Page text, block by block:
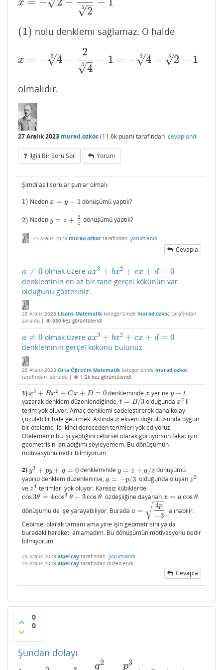
x
2
–
√
3
x=−23 −2 23−1
(1)
(1) nolu denklemi sağlamaz. O halde
x = − 4
–
√
3 −
2
4
–
√
3 − 1 = − 4
–
√
3 − 2
–
√
3 − 1
x =− 43−24 3− 1=−4 3−23− 1
olmalıdır.
27 Aralık 2023 murad.ozkoc(11.6k puan) tarafından cevaplandı
Ilgili Bir Soru Sor Yorum
Şimdi asıl sorular şunlar olmalı:
1)
1) Neden x = y − 1
x= y− 1 dönüşümü yaptık?
2)
2) Neden y = z + 2
z
y=z+ 2z dönüşümü yaptık?
27 Aralık 2023 murad.ozkoc tarafından yorumlandı
Cevapla
a ≠ 0
a≠0 olmak üzere ax3 + bx2 + cx + d = 0
ax3+ bx 2+cx +d =0
denkleminin en az bir tane gerçel kökünün var
olduğunu gösteriniz.
28 Aralık 2023 Lisans Matematik kategorisinde murad.ozkoc tarafından
soruldu | 930 kez görüntülendi
a ≠ 0
a≠0 olmak üzere ax3 + bx2 + cx + d = 0
ax3+ bx 2+cx +d =0
denkleminin gerçel kökünü bulunuz.
28 Aralık 2023 Orta Öğretim Matematik kategorisinde murad.ozkoc
tarafından soruldu | 1.2k kez görüntülendi
1) x3 + Bx2 + Cx + D = 0
x3+Bx2+Cx +D =0 denklemindex
x yeriney − t
y−t
yazarak denklem düzenlendiğinde, t = B/3
t=B/ 3 olduğundax2
x2 li
terim yok oluyor. Amaç denklemi sadeleştirerek daha kolay
çözülebilir hale getirmek. Aslında x
x ekseni doğrultusunda uygun
bir öteleme ile ikinci dereceden terimleri yok ediyoruz.
Ötelemenin bu işi yaptığını cebirsel olarak görüyorsun fakat işin
geometrisini anladığımı söyleyemem. Bu dönüşümün
motivasyonu nedir bilmiyorum.
2) y3 + py + q = 0
y3 +py +q=0 denklemindey = z + a/z
y=z+ a/ z
dönüşümü
yapılıp denklem düzenlenirse, a = −p/3
a=−p /3 olduğunda oluşanz2
z2
ve z4
z4 terimleri yok oluyor. Karesiz kübiklerde
cos3θ = 4cos3 θ − 3cos θ
cos3θ= 4cos3θ−3 cosθ özdeşliğine dayanan x = acos θ
x= acosθ
dönüşümü de işe yarayabiliyor. Burada a =
4p
−3
−−
−
√
a=4p − 3
alınabilir.
Cebirsel olarak tamam ama yine işin geometrisini ya da
buradaki hareketi anlamadım. Bu dönüşümün motivasyonu nedir
bilmiyorum.
29 Aralık 2023 alpercay tarafından yorumlandı
29 Aralık 2023 alpercay tarafından düzenlendi
Cevapla
0
0
Şundan dolayı
q2 p3